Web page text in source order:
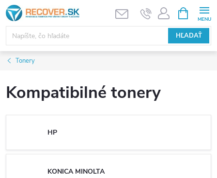
Prejsť
na
obsah
HĽADAŤ
KOŠÍK
Tonery
Kompatibilné tonery
HP
KONICA MINOLTA